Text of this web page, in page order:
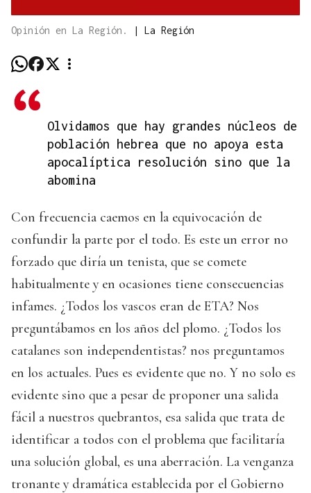
Opinión en La Región. | La Región
Olvidamos que hay grandes núcleos de
población hebrea que no apoya esta
apocalíptica resolución sino que la
abomina
Con frecuencia caemos en la equivocación de
confundir la parte por el todo. Es este un error no
forzado que diría un tenista, que se comete
habitualmente y en ocasiones tiene consecuencias
infames. ¿Todos los vascos eran de ETA? Nos
preguntábamos en los años del plomo. ¿Todos los
catalanes son independentistas? nos preguntamos
en los actuales. Pues es evidente que no. Y no solo es
evidente sino que a pesar de proponer una salida
fácil a nuestros quebrantos, esa salida que trata de
identificar a todos con el problema que facilitaría
una solución global, es una aberración. La venganza
tronante y dramática establecida por el Gobierno